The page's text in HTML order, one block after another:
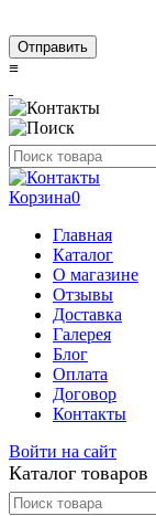
Отправить
≡
Корзина0
Главная
Каталог
О магазине
Отзывы
Доставка
Галерея
Блог
Оплата
Договор
Контакты
Войти на сайт
Каталог товаров